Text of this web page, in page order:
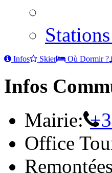
Infos Skier Où Dormir ?
Infos
Mairie:
Office